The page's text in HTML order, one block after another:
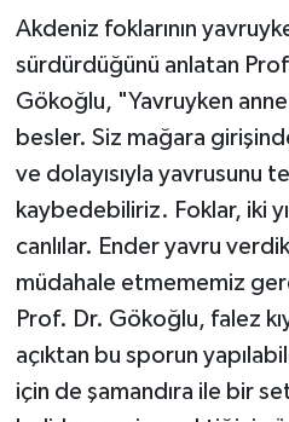
Akdeniz foklarının
sürdürdüğünü anlatan
Gökoğlu, "Yavruyken
besler. Siz mağara
ve dolayısıyla yavrusunu
kaybedebiliriz. Foklar, iki
canlılar. Ender yavru
müdahale etmememiz
Prof. Dr. Gökoğlu, falez
açıktan bu sporun
için de şamandıra ile bir